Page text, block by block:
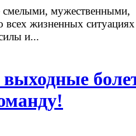
смелыми, мужественными,
жизненных
и...